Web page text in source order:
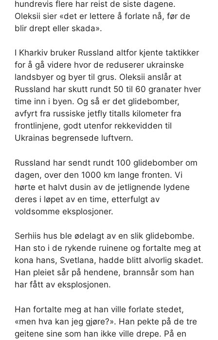
hundrevis flere har reist de siste dagene.
Oleksii sier «det er lettere å forlate nå, før de
blir drept eller skada».
I Kharkiv bruker Russland altfor kjente taktikker
for å gå videre hvor de reduserer ukrainske
landsbyer og byer til grus. Oleksii anslår at
Russland har skutt rundt 50 til 60 granater hver
time inn i byen. Og så er det glidebomber,
avfyrt fra russiske jetfly titalls kilometer fra
frontlinjene, godt utenfor rekkevidden til
Ukrainas begrensede luftvern.
Russland har sendt rundt 100 glidebomber om
dagen, over den 1000 km lange fronten. Vi
hørte et halvt dusin av de jetlignende lydene
deres i løpet av en time, etterfulgt av
voldsomme eksplosjoner.
Serhiis hus ble ødelagt av en slik glidebombe.
Han sto i de rykende ruinene og fortalte meg at
kona hans, Svetlana, hadde blitt alvorlig skadet.
Han pleiet sår på hendene, brannsår som han
har fått av eksplosjonen.
Han fortalte meg at han ville forlate stedet,
«men hva kan jeg gjøre?». Han pekte på de tre
geitene sine som han ikke ville drepe. På en